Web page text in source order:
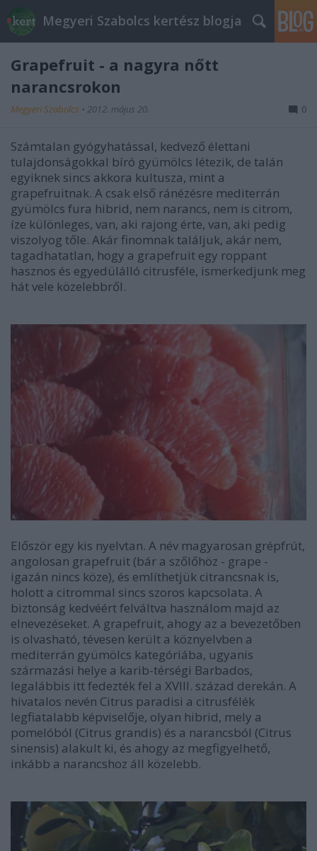
Megyeri Szabolcs kertész blogja
Grapefruit - a nagyra nőtt
narancsrokon
Megyeri Szabolcs • 2012. május 20. 0
Számtalan gyógyhatással, kedvező élettani
tulajdonságokkal bíró gyümölcs létezik, de talán
egyiknek sincs akkora kultusza, mint a
grapefruitnak. A csak első ránézésre mediterrán
gyümölcs fura hibrid, nem narancs, nem is citrom,
íze különleges, van, aki rajong érte, van, aki pedig
viszolyog tőle. Akár finomnak találjuk, akár nem,
tagadhatatlan, hogy a grapefruit egy roppant
hasznos és egyedülálló citrusféle, ismerkedjunk meg
hát vele közelebbről.
Először egy kis nyelvtan. A név magyarosan grépfrút,
angolosan grapefruit (bár a szőlőhöz - grape -
igazán nincs köze), és említhetjük citrancsnak is,
holott a citrommal sincs szoros kapcsolata. A
biztonság kedvéért felváltva használom majd az
elnevezéseket. A grapefruit, ahogy az a bevezetőben
is olvasható, tévesen került a köznyelvben a
mediterrán gyümölcs kategóriába, ugyanis
származási helye a karib-térségi Barbados,
legalábbis itt fedezték fel a XVIII. század derekán. A
hivatalos nevén Citrus paradisi a citrusfélék
legfiatalabb képviselője, olyan hibrid, mely a
pomelóból (Citrus grandis) és a narancsból (Citrus
sinensis) alakult ki, és ahogy az megfigyelhető,
inkább a narancshoz áll közelebb.